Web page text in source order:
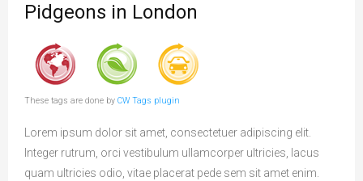
Pidgeons in London
These tags are done by CW Tags plugin
Lorem ipsum dolor sit amet, consectetuer adipiscing elit.
Integer rutrum, orci vestibulum ullamcorper ultricies, lacus
quam ultricies odio, vitae placerat pede sem sit amet enim.